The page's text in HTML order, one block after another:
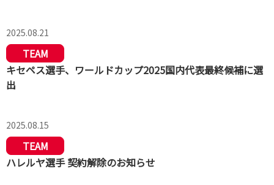
2025.08.21
TEAM
キセペス選手、ワールドカップ2025国内代表最終候補に選
出
2025.08.15
TEAM
ハレルヤ選手 契約解除のお知らせ